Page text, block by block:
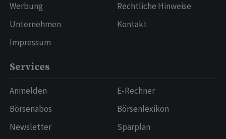
Werbung
Unternehmen
Impressum
Rechtliche Hinweise
Kontakt
Services
Anmelden
Börsenabos
Newsletter
E-Rechner
Börsenlexikon
Sparplan